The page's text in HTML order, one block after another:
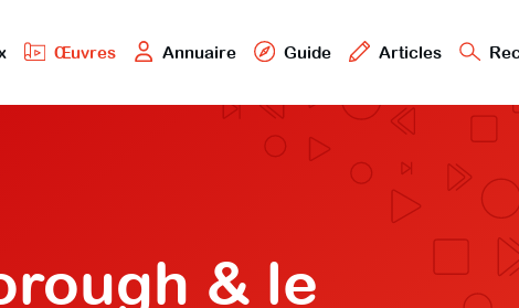
Œuvres Annuaire Guide Articles
& le